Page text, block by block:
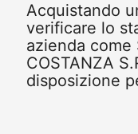
Acquistando
verificare lo
azienda come
COSTANZA
disposizione